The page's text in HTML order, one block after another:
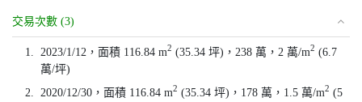
交易次數 (3)
1. 2023/1/12，面積 116.84 m2 (35.34 坪)，238 萬，2 萬/m2 (6.7
萬/坪)
2.
2020/12/30，面積 116.84 m2 (35.34 坪)，178 萬，1.5 萬/m2 (5